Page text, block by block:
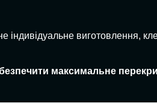
виготовлення,
максимальне